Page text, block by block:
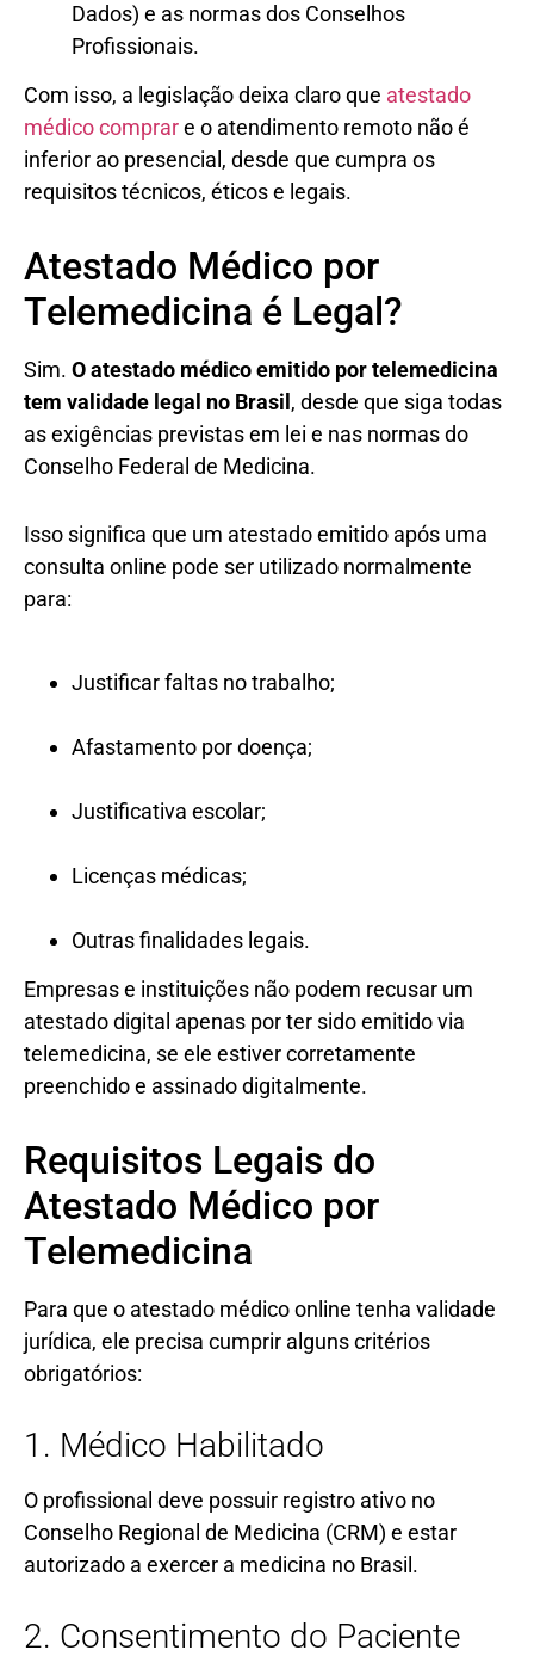
Dados) e as normas dos Conselhos
Profissionais.
Com isso, a legislação deixa claro que atestado
médico comprare o atendimento remoto não é
inferior ao presencial, desde que cumpra os
requisitos técnicos, éticos e legais.
Atestado Médico por
Telemedicina é Legal?
Sim. O atestado médico emitido por telemedicina
tem validade legal no Brasil , desde que siga todas
as exigências previstas em lei e nas normas do
Conselho Federal de Medicina.
Isso significa que um atestado emitido após uma
consulta online pode ser utilizado normalmente
para:
Justificar faltas no trabalho;
Afastamento por doença;
Justificativa escolar;
Licenças médicas;
Outras finalidades legais.
Empresas e instituições não podem recusar um
atestado digital apenas por ter sido emitido via
telemedicina, se ele estiver corretamente
preenchido e assinado digitalmente.
Requisitos Legais do
Atestado Médico por
Telemedicina
Para que o atestado médico online tenha validade
jurídica, ele precisa cumprir alguns critérios
obrigatórios:
1. Médico Habilitado
O profissional deve possuir registro ativo no
Conselho Regional de Medicina (CRM) e estar
autorizado a exercer a medicina no Brasil.
2. Consentimento do Paciente